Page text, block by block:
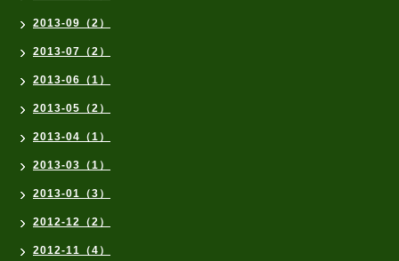
2013-09（2）
2013-07（2）
2013-06（1）
2013-05（2）
2013-04（1）
2013-03（1）
2013-01（3）
2012-12（2）
2012-11（4）